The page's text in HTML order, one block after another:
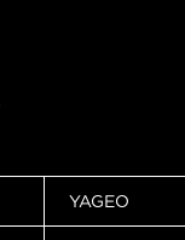
YAGEO